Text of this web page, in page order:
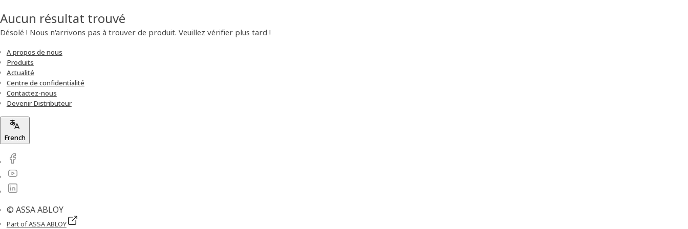
Aucun résultat trouvé
Désolé ! Nous n'arrivons pas à trouver de produit. Veuillez vérifier plus tard !
A propos de nous
Produits
Actualité
Centre de confidentialité
Contactez-nous
Devenir Distributeur
French
© ASSA ABLOY
Part of ASSA ABLOY